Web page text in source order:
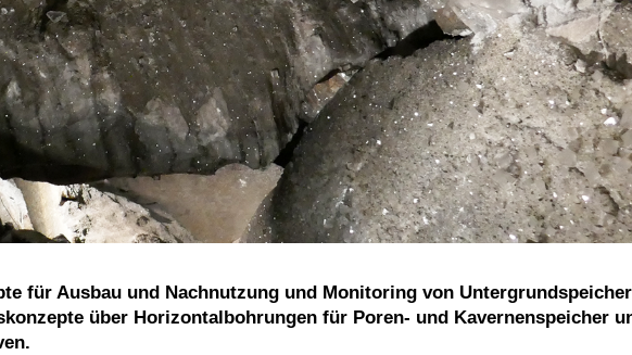
für Ausbau und Nachnutzung und Monitoring von
über Horizontalbohrungen für Poren- und Kavernenspeicher